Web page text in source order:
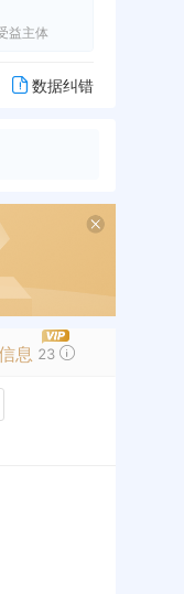
益主体
数据纠错
息 23